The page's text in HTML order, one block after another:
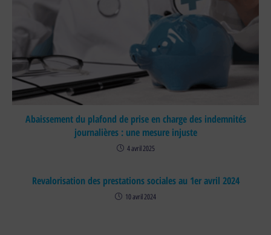
Abaissement du plafond de prise en charge des indemnités
journalières : une mesure injuste
4 avril 2025
Revalorisation des prestations sociales au 1er avril 2024
10 avril 2024